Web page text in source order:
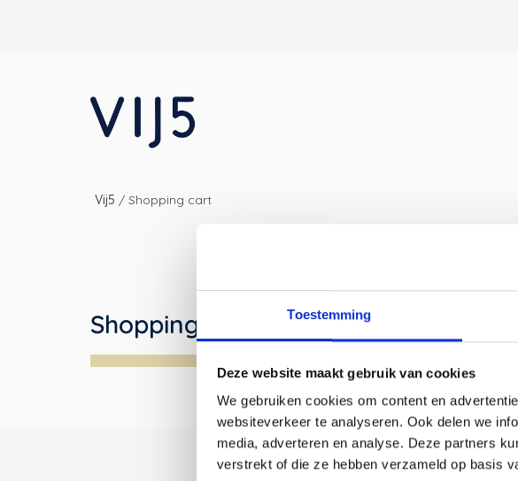
Toestemming
Deze website maakt gebruik van cookies
We gebruiken cookies om content en
websiteverkeer te analyseren. Ook delen we
media, adverteren en analyse. Deze partners
verstrekt of die ze hebben verzameld op basis
Vij5 / Shopping cart
Shopping cart